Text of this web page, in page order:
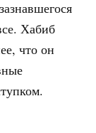
Хабиб
что он